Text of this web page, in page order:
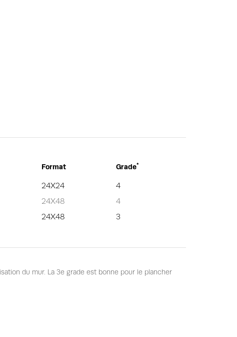
Format Grade*
24X24
4
24X48
4
24X48 3
du mur. La 3e grade est bonne pour le plancher